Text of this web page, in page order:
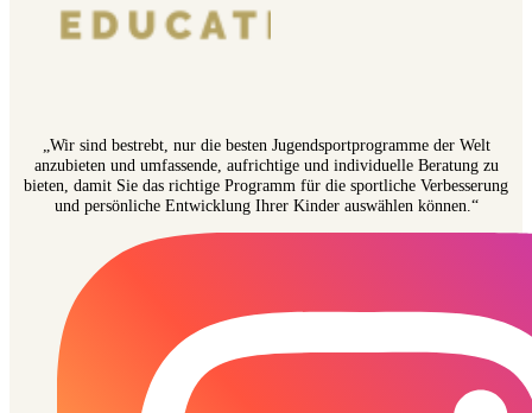
„Wir sind bestrebt, nur die besten Jugendsportprogramme der Welt
anzubieten und umfassende, aufrichtige und individuelle Beratung zu
bieten, damit Sie das richtige Programm für die sportliche Verbesserung
und persönliche Entwicklung Ihrer Kinder auswählen können.“